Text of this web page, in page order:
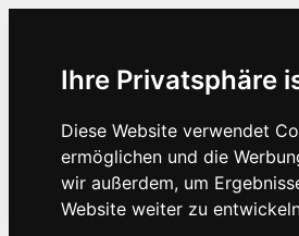
Ihre Privatsphäre
Diese Website verwendet
ermöglichen und die
wir außerdem, um
Website weiter zu